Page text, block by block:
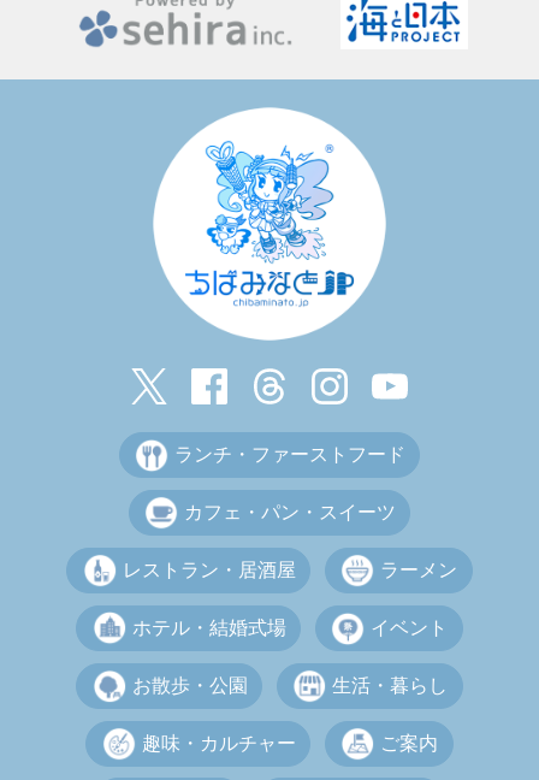
ランチ・ファーストフード
カフェ・パン・スイーツ
レストラン・居酒屋 ラーメン
ホテル・結婚式場 イベント
お散歩・公園 生活・暮らし
趣味・カルチャー ご案内